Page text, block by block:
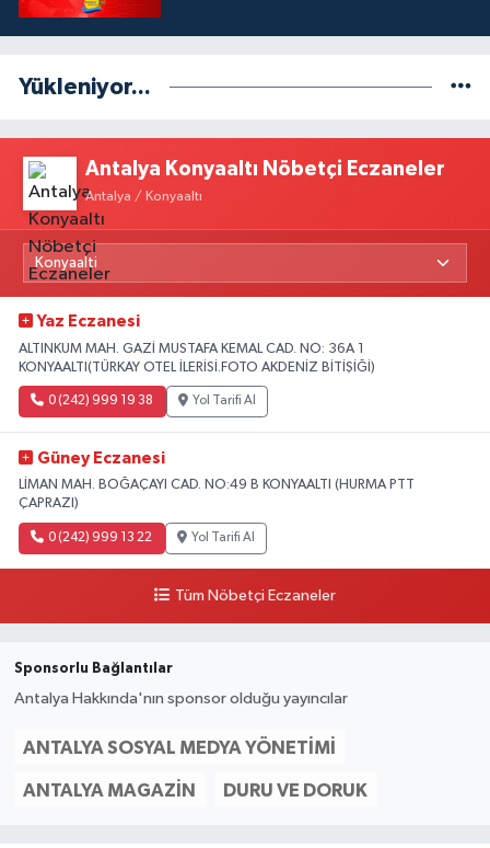
Yükleniyor...
Antalya Konyaaltı Nöbetçi Eczaneler
Antalya / Konyaaltı
Yaz Eczanesi
ALTINKUM MAH. GAZİ MUSTAFA KEMAL CAD. NO: 36A 1
KONYAALTI(TÜRKAY OTEL İLERİSİ.FOTO AKDENİZ BİTİŞİĞİ)
0 (242) 999 19 38 Yol Tarifi Al
Güney Eczanesi
LİMAN MAH. BOĞAÇAYI CAD. NO:49 B KONYAALTI (HURMA PTT
ÇAPRAZI)
0 (242) 999 13 22 Yol Tarifi Al
Tüm Nöbetçi Eczaneler
Sponsorlu Bağlantılar
Antalya Hakkında'nın sponsor olduğu yayıncılar
ANTALYA SOSYAL MEDYA YÖNETIMI
ANTALYA MAGAZIN DURU VE DORUK